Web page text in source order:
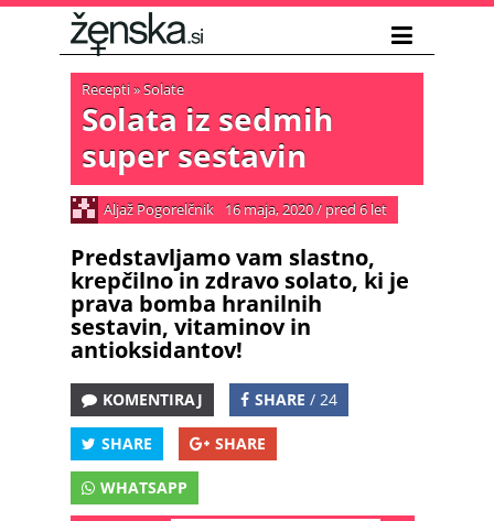
Recepti»Solate
Solata iz sedmih
super sestavin
Aljaž Pogorelčnik 16 maja, 2020/ pred 6 let
Predstavljamo vam slastno,
krepčilno in zdravo solato, ki je
prava bomba hranilnih
sestavin, vitaminov in
antioksidantov!
KOMENTIRAJ SHARE / 24
SHARE SHARE
WHATSAPP